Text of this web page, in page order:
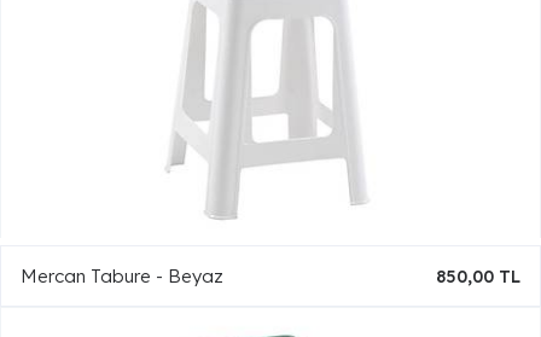
Mercan Tabure - Beyaz 850,00 TL